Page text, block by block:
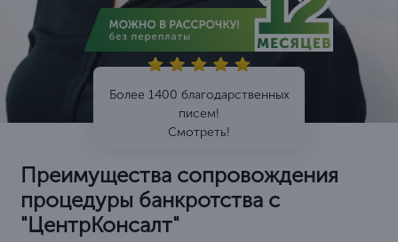
Более 1400 благодарственных
писем!
Смотреть!
Преимущества сопровождения
процедуры банкротства с
"ЦентрКонсалт"